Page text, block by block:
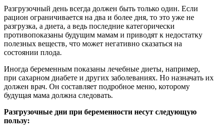
Разгрузочный день всегда должен быть только один. Если
рацион ограничивается на два и более дня, то это уже не
разгрузка, а диета, а ведь последние категорически
противопоказаны будущим мамам и приводят к недостатку
полезных веществ, что может негативно сказаться на
состоянии плода.
Иногда беременным показаны лечебные диеты, например,
при сахарном диабете и других заболеваниях. Но назначать их
должен врач. Он составляет подробное меню, которому
будущая мама должна следовать.
Разгрузочные дни при беременности несут следующую
пользу: